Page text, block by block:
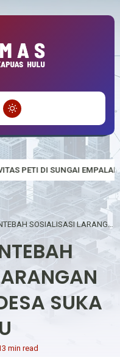
Polsek
POLSEK MENTEBAH SOSIALISASI LARANGAN KARHUTLA DI DESA SUKA MAJU
SUKA
min read